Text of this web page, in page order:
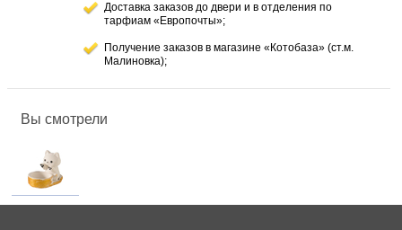
Доставка заказов до двери и в отделения по
тарфиам «Европочты»;
Получение заказов в магазине «Котобаза» (ст.м.
Малиновка);
Вы смотрели